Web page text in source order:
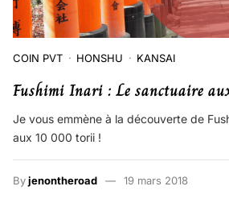
COIN PVT HONSHU KANSAI
Fushimi Inari : Le sanctuaire
Je vous emmène à la découverte de
aux 10 000 torii !
Byjenontheroad 19 mars 2018